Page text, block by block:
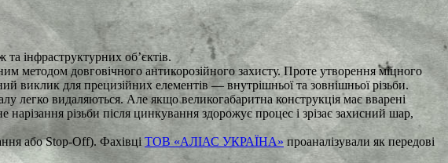
інфраструктурних об’єктів.
методом довговічного антикорозійного захисту. Проте утворення міцного
виклик для прецизійних елементів — внутрішньої та зовнішньої різьби.
легко видаляються. Але якщо великогабаритна конструкція має вварені
різьби після цинкування здорожує процес і зрізає захисний шар,
або Stop-Off). Фахівці ТОВ «АЛІАС УКРАЇНА» проаналізували як передові